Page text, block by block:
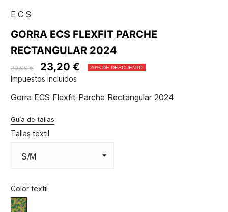
ECS
GORRA ECS FLEXFIT PARCHE
RECTANGULAR 2024
29,00 € 23,20 € 20% DE DESCUENTO
Impuestos incluidos
Gorra ECS Flexfit Parche Rectangular 2024
Guía de tallas
Tallas textil
Color textil
Army